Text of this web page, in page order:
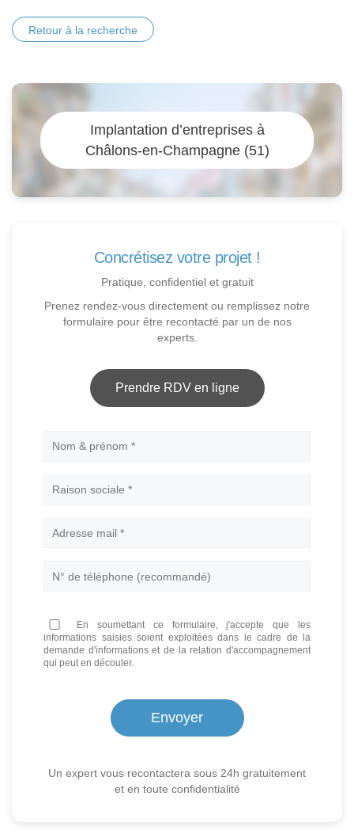
Retour à la recherche
Implantation d’entreprises à
Châlons-en-Champagne (51)
Concrétisez votre projet !
Pratique, confidentiel et gratuit
Prenez rendez-vous directement ou remplissez notre
formulaire pour être recontacté par un de nos
experts.
Prendre RDV en ligne
Nom
En soumettant ce formulaire, j'accepte que les
informations saisies soient exploitées dans le cadre de la
demande d'informations et de la relation d'accompagnement
qui peut en découler.
Un expert vous recontactera sous 24h gratuitement
et en toute confidentialité